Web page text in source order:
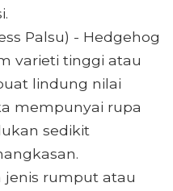
Palsu) - Hedgehog
varieti tinggi atau
lindung nilai
mempunyai rupa
sedikit
jenis rumput atau